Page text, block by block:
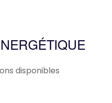
disponibles